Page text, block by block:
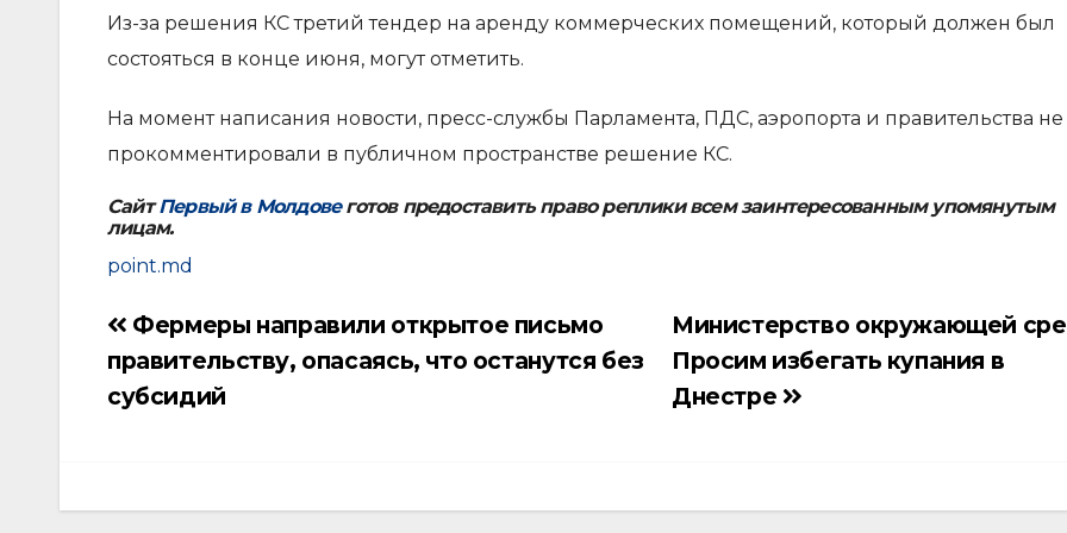
Из-за решения КС третий тендер на аренду коммерческих помещений, который должен был
состояться в конце июня, могут отметить.
На момент написания новости, пресс-службы Парламента, ПДС, аэропорта и правительства не
прокомментировали в публичном пространстве решение КС.
СайтПервый в Молдовеготов предоставить право реплики всем заинтересованным упомянутым
лицам.
point.md
Навигация
по
Министерство окружающей
Просим избегать купания в
Днестре
Фермеры направили открытое письмо
правительству, опасаясь, что останутся без
субсидий